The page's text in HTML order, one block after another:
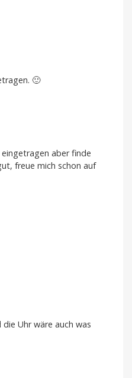
🙂
aber finde
freue mich schon auf
Uhr wäre auch was